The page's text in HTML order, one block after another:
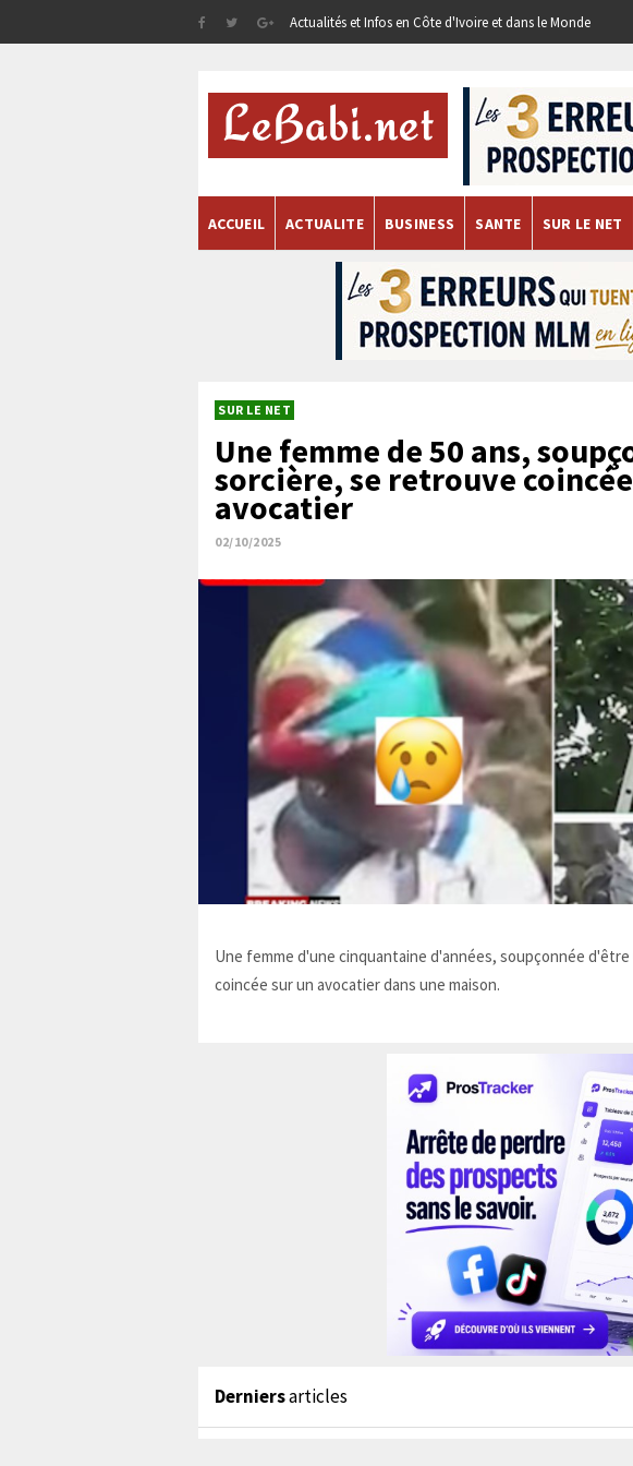
Actualités et Infos en Côte d'Ivoire et dans le Monde
ACCUEIL ACTUALITE BUSINESS SANTE SUR LE NET
SUR LE NET
Une femme de 50 ans,
sorcière, se retrouve
avocatier
02/10/2025
Une femme d'une cinquantaine d'années, soupçonnée
coincée sur un avocatier dans une maison.
Derniersarticles